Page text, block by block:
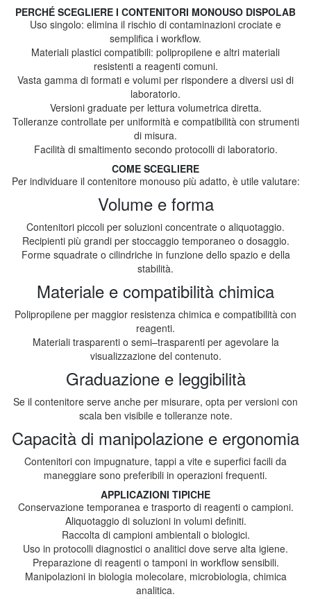
PERCHÉ SCEGLIERE I CONTENITORI MONOUSO DISPOLAB
Uso singolo: elimina il rischio di contaminazioni crociate e
semplifica i workflow.
Materiali plastici compatibili: polipropilene e altri materiali
resistenti a reagenti comuni.
Vasta gamma di formati e volumi per rispondere a diversi usi di
laboratorio.
Versioni graduate per lettura volumetrica diretta.
Tolleranze controllate per uniformità e compatibilità con strumenti
di misura.
Facilità di smaltimento secondo protocolli di laboratorio.
COME SCEGLIERE
Per individuare il contenitore monouso più adatto, è utile valutare:
Volume e forma
Contenitori piccoli per soluzioni concentrate o aliquotaggio.
Recipienti più grandi per stoccaggio temporaneo o dosaggio.
Forme squadrate o cilindriche in funzione dello spazio e della
stabilità.
Materiale e compatibilità chimica
Polipropilene per maggior resistenza chimica e compatibilità con
reagenti.
Materiali trasparenti o semi–trasparenti per agevolare la
visualizzazione del contenuto.
Graduazione e leggibilità
Se il contenitore serve anche per misurare, opta per versioni con
scala ben visibile e tolleranze note.
Capacità di manipolazione e ergonomia
Contenitori con impugnature, tappi a vite e superfici facili da
maneggiare sono preferibili in operazioni frequenti.
APPLICAZIONI TIPICHE
Conservazione temporanea e trasporto di reagenti o campioni.
Aliquotaggio di soluzioni in volumi definiti.
Raccolta di campioni ambientali o biologici.
Uso in protocolli diagnostici o analitici dove serve alta igiene.
Preparazione di reagenti o tamponi in workflow sensibili.
Manipolazioni in biologia molecolare, microbiologia, chimica
analitica.